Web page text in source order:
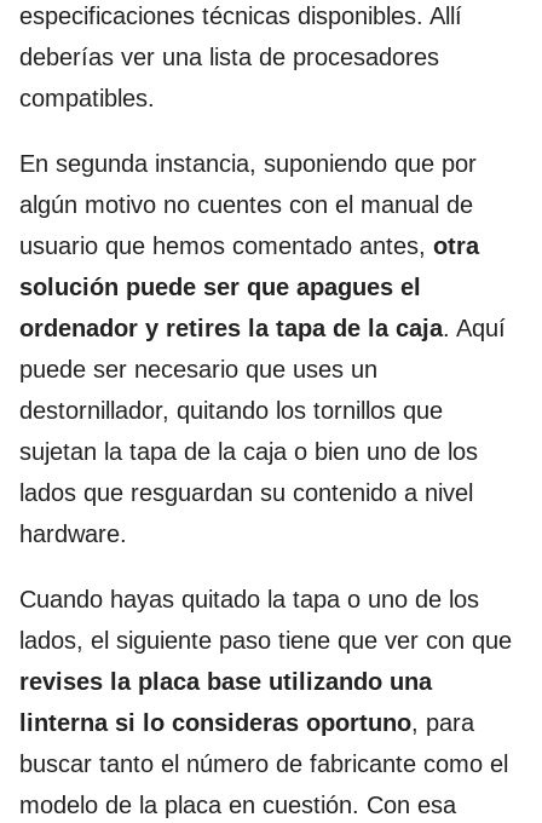
especificaciones técnicas disponibles. Allí
deberías ver una lista de procesadores
compatibles.
En segunda instancia, suponiendo que por
algún motivo no cuentes con el manual de
usuario que hemos comentado antes, otra
solución puede ser que apagues el
ordenador y retires la tapa de la caja. Aquí
puede ser necesario que uses un
destornillador, quitando los tornillos que
sujetan la tapa de la caja o bien uno de los
lados que resguardan su contenido a nivel
hardware.
Cuando hayas quitado la tapa o uno de los
lados, el siguiente paso tiene que ver con que
revises la placa base utilizando una
linterna si lo consideras oportuno, para
buscar tanto el número de fabricante como el
modelo de la placa en cuestión. Con esa